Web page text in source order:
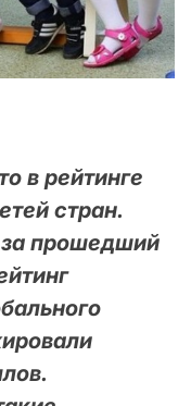
в рейтинге
стран.
прошедший